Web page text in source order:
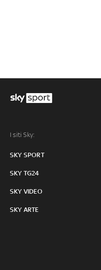
I siti Sky:
SKY SPORT
SKY TG24
SKY VIDEO
SKY ARTE